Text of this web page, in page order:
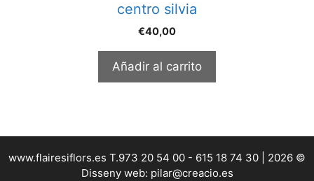
centro silvia
€40,00
Añadir al carrito
www.flairesiflors.es T.973 20 54 00 - 615 18 74 30 | 2026 ©
Disseny web: pilar@creacio.es